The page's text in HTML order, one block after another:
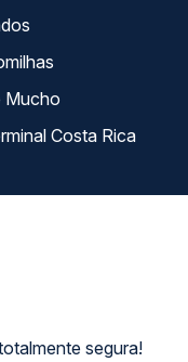
segura!
Mucho
La terminal Costa Rica